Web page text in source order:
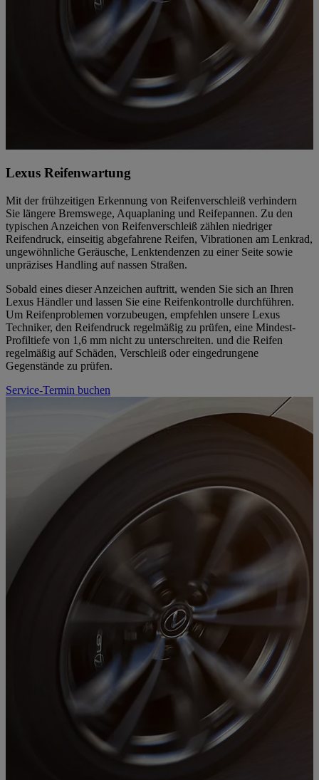
Lexus Reifenwartung
Mit der frühzeitigen Erkennung von Reifenverschleiß verhindern
Sie längere Bremswege, Aquaplaning und Reifepannen. Zu den
typischen Anzeichen von Reifenverschleiß zählen niedriger
Reifendruck, einseitig abgefahrene Reifen, Vibrationen am Lenkrad,
ungewöhnliche Geräusche, Lenktendenzen zu einer Seite sowie
unpräzises Handling auf nassen Straßen.
Sobald eines dieser Anzeichen auftritt, wenden Sie sich an Ihren
Lexus Händler und lassen Sie eine Reifenkontrolle durchführen.
Um Reifenproblemen vorzubeugen, empfehlen unsere Lexus
Techniker, den Reifendruck regelmäßig zu prüfen, eine Mindest-
Profiltiefe von 1,6 mm nicht zu unterschreiten. und die Reifen
regelmäßig auf Schäden, Verschleiß oder eingedrungene
Gegenstände zu prüfen.
Service-Termin buchen